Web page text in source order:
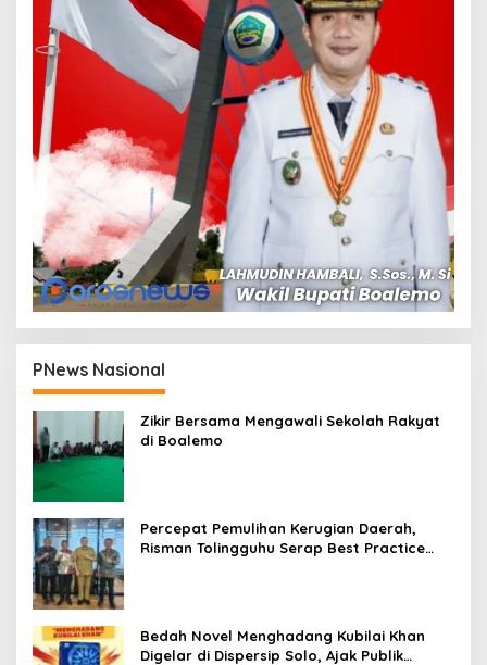
PNews Nasional
Zikir Bersama Mengawali Sekolah Rakyat
di Boalemo
Percepat Pemulihan Kerugian Daerah,
Risman Tolingguhu Serap Best Practice
Bedah Novel Menghadang Kubilai Khan
Digelar di Dispersip Solo, Ajak Publik